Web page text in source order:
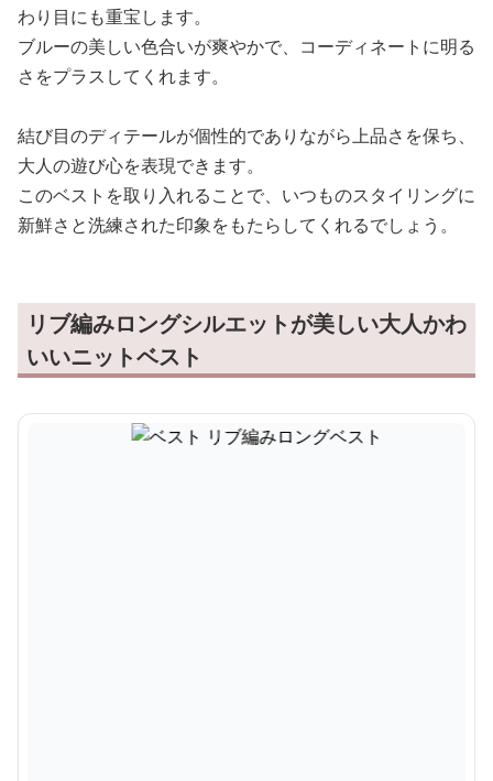
わり目にも重宝します。
ブルーの美しい色合いが爽やかで、コーディネートに明る
さをプラスしてくれます。
結び目のディテールが個性的でありながら上品さを保ち、
大人の遊び心を表現できます。
このベストを取り入れることで、いつものスタイリングに
新鮮さと洗練された印象をもたらしてくれるでしょう。
リブ編みロングシルエットが美しい大人かわ
いいニットベスト